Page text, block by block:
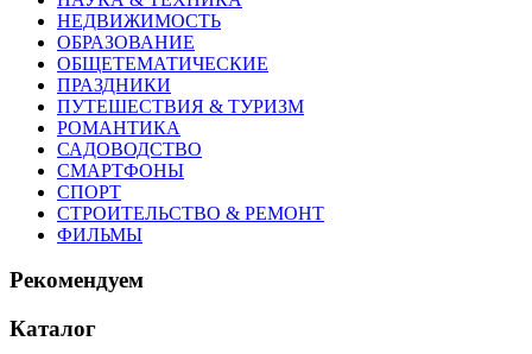
НЕДВИЖИМОСТЬ
ОБРАЗОВАНИЕ
ОБЩЕТЕМАТИЧЕСКИЕ
ПРАЗДНИКИ
ПУТЕШЕСТВИЯ & ТУРИЗМ
РОМАНТИКА
САДОВОДСТВО
СМАРТФОНЫ
СПОРТ
СТРОИТЕЛЬСТВО & РЕМОНТ
ФИЛЬМЫ
Рекомендуем
Каталог